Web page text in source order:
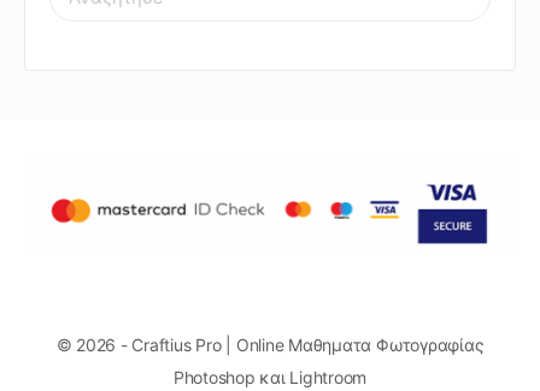
FOR:
© 2026 - Craftius Pro | Online Μαθηματα Φωτογραφίας
Photoshop και Lightroom